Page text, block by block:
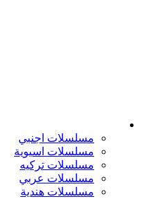
مسلسلات اجنبي
مسلسلات اسيوية
مسلسلات تركيه
مسلسلات عربي
مسلسلات هندية